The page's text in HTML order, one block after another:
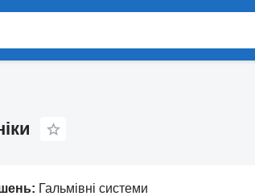
Гальмівні системи